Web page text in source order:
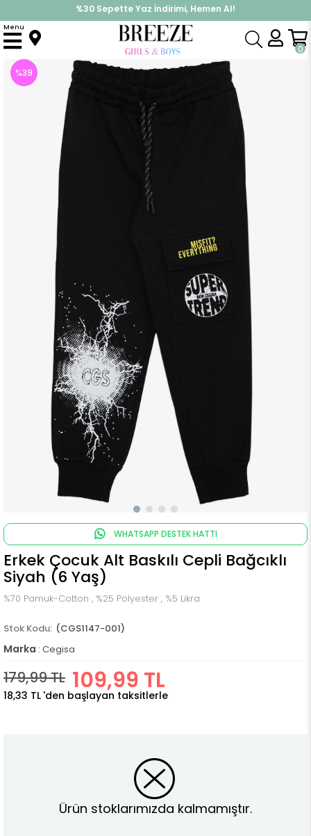
%30 Sepette Yaz İndirimi, Hemen Al!
İndirimlere ek %10 İndirimi Kap, Hemen Üye Ol!
0
Menu
Anasayfa Alt Giyim Eşofman Altı Erkek Çocuk Alt Baskılı Cepli Bağcıklı Siyah (6 Yaş)
%39
WHATSAPP DESTEK HATTI
Erkek Çocuk Alt Baskılı Cepli Bağcıklı
Siyah (6 Yaş)
%70 Pamuk-Cotton , %25 Polyester , %5 Likra
(CGS1147-001)
Marka : Cegisa
179,99 TL 109,99 TL
18,33 TL 'den başlayan taksitlerle
Ürün stoklarımızda kalmamıştır.